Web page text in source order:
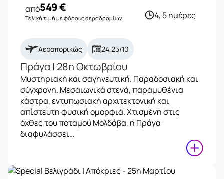
4, 5 ημέρες
από549€
Τελική τιμή με φόρους αεροδρομίων
Αεροπορικώς 24,25/10
Πράγα | 28η Οκτωβρίου
Μυστηριακή και σαγηνευτική. Παραδοσιακή και
σύγχρονη. Μεσαιωνικά στενά, παραμυθένια
κάστρα, εντυπωσιακή αρχιτεκτονική και
απίστευτη φυσική ομορφιά. Χτισμένη στις
όχθες του ποταμού Μολδάβα, η Πράγα
διαφυλάσσει…